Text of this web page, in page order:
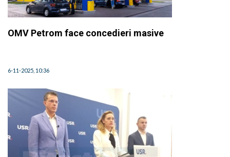
OMV Petrom face concedieri masive
6-11-2025, 10:36